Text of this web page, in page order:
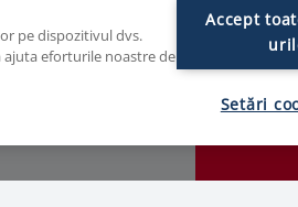
pe dispozitivul dvs.
ajuta eforturile noastre de
Accept
Setări